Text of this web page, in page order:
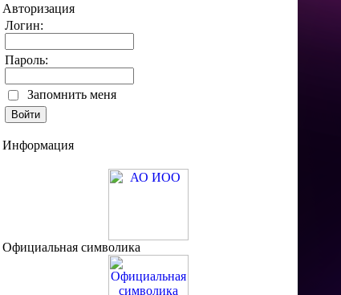
Авторизация
Логин:
Пароль:
Запомнить меня
Информация
Официальная символика